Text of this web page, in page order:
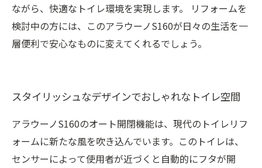
ながら、快適なトイレ環境を実現します。 リフォームを
検討中の方には、このアラウーノS160が日々の生活を一
層便利で安心なものに変えてくれるでしょう。
スタイリッシュなデザインでおしゃれなトイレ空間
アラウーノS160のオート開閉機能は、現代のトイレリフ
ォームに新たな風を吹き込んでいます。このトイレは、
センサーによって使用者が近づくと自動的にフタが開